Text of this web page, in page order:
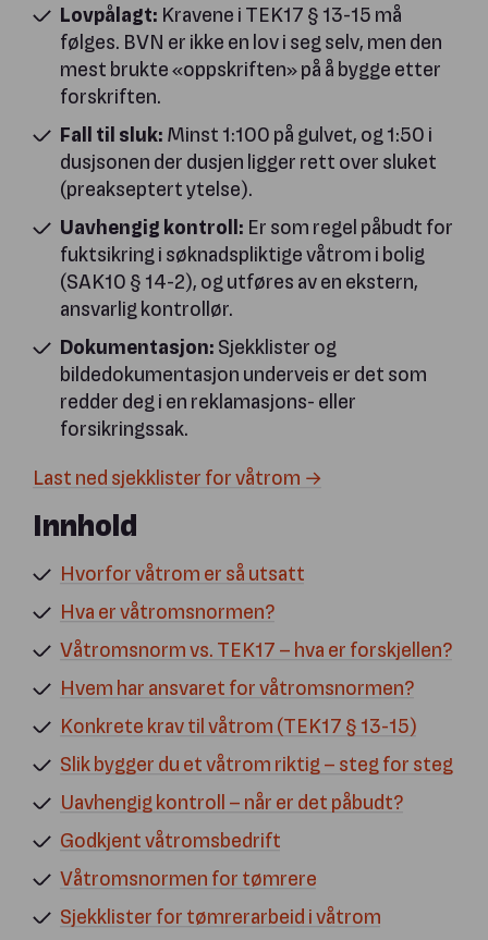
Lovpålagt: Kravene i TEK17 § 13-15 må
følges. BVN er ikke en lov i seg selv, men den
mest brukte «oppskriften» på å bygge etter
forskriften.
Fall til sluk: Minst 1:100 på gulvet, og 1:50 i
dusjsonen der dusjen ligger rett over sluket
(preakseptert ytelse).
Uavhengig kontroll: Er som regel påbudt for
fuktsikring i søknadspliktige våtrom i bolig
(SAK10 § 14-2), og utføres av en ekstern,
ansvarlig kontrollør.
Dokumentasjon: Sjekklister og
bildedokumentasjon underveis er det som
redder deg i en reklamasjons- eller
forsikringssak.
Last ned sjekklister for våtrom →
Innhold
Hvorfor våtrom er så utsatt
Hva er våtromsnormen?
Våtromsnorm vs. TEK17 – hva er forskjellen?
Hvem har ansvaret for våtromsnormen?
Konkrete krav til våtrom (TEK17 § 13-15)
Slik bygger du et våtrom riktig – steg for steg
Uavhengig kontroll – når er det påbudt?
Godkjent våtromsbedrift
Våtromsnormen for tømrere
Sjekklister for tømrerarbeid i våtrom